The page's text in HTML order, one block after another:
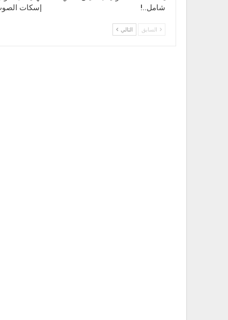
شامل..!
إسكات
السابق التالي